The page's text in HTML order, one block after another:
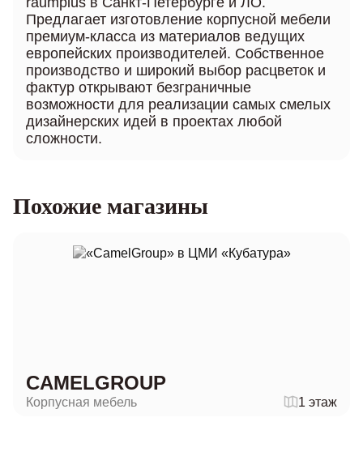
Предлагает изготовление корпусной мебели
премиум-класса из материалов ведущих
европейских производителей. Собственное
производство и широкий выбор расцветок и
фактур открывают безграничные
возможности для реализации самых смелых
дизайнерских идей в проектах любой
сложности.
Похожие магазины
CAMELGROUP
Корпусная мебель 1 этаж